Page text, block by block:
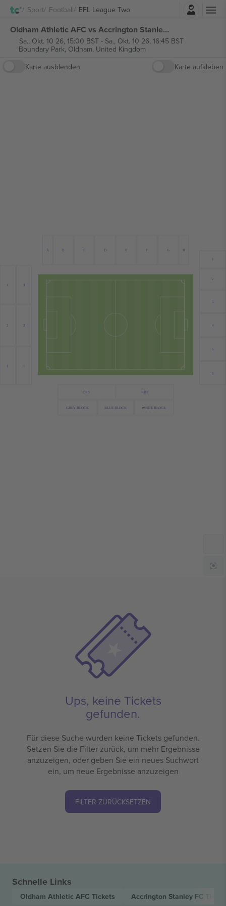
Sport Football EFL League TwoEinloggen
Oldham Athletic AFC vs Accrington Stanley FC EFL League Two tickets
Sa., Okt. 10 26, 15:00 BST- Sa., Okt. 10 26, 16:45 BST
Boundary Park, Oldham, United Kingdom
Karte ausblenden
Karte aufkleben
H
G
F
E
D
C
B
A
6
5
4
3
2
RRE
CRS
GREY BLOCK BLUE BLOCK WHITE BLOCK
1
1
2 2
3
3
Ups, keine Tickets
gefunden.
Für diese Suche wurden keine Tickets gefunden.
Setzen Sie die Filter zurück, um mehr Ergebnisse
anzuzeigen, oder geben Sie ein neues Suchwort
ein, um neue Ergebnisse anzuzeigen
FILTER ZURÜCKSETZEN
Schnelle Links
Oldham Athletic AFC Tickets Accrington Stanley FC